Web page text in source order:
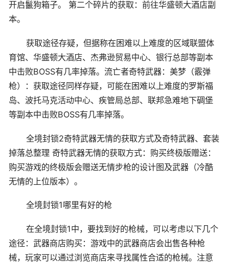
开启鬣狗箱子。 第二个碎片的获取：前往华盛顿大酒店副
本。
获取途径存疑，但据称在困难以上难度的区域联盟体
育馆、华盛顿大酒店、杰弗逊贸易中心、银行总部等副本
中击败BOSS有几率掉落。流亡者奇特武器：美梦（霰弹
枪）：获取途径同样存疑，可能在困难以上难度的罗斯福
岛、波托马克活动中心、疾管局总部、联邦急难地下碉堡
等副本中击败BOSS有几率掉落。
全境封锁2奇特武器无情的获取方式及奇特武器、套装
掉落总整理 奇特武器无情的获取方式：购买终极版赠送：
购买游戏的终极版会赠送无情步枪的设计图及武器（冷酷
无情的上位版本）。
全境封锁1哪里有好的枪
在全境封锁1中，要找到好的枪械，可以考虑以下几个
途径：武器商店购买：游戏中的武器商店会出售各种枪
械，玩家可以通过浏览商店来寻找属性合适的枪械。注意